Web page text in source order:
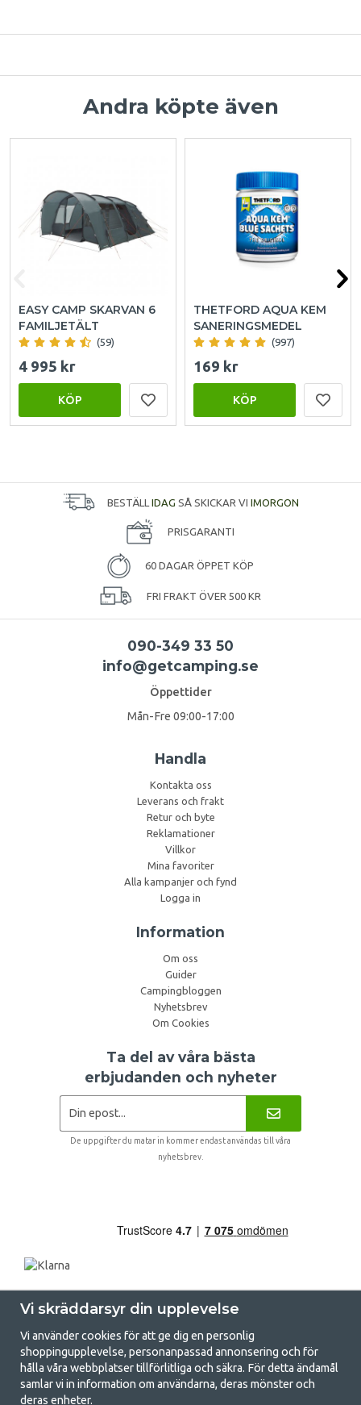
Andra köpte även
EASY CAMP SKARVAN 6
FAMILJETÄLT
(59)
4 995 kr
KÖP
THETFORD AQUA KEM
SANERINGSMEDEL
(997)
169 kr
KÖP
BESTÄLL IDAG SÅ SKICKAR VI IMORGON
PRISGARANTI
60 DAGAR ÖPPET KÖP
FRI FRAKT ÖVER 500 KR
090-349 33 50
info@getcamping.se
Öppettider
Mån-Fre 09:00-17:00
Handla
Kontakta oss
Leverans och frakt
Retur och byte
Reklamationer
Villkor
Mina favoriter
Alla kampanjer och fynd
Logga in
Information
Om oss
Guider
Campingbloggen
Nyhetsbrev
Om Cookies
Ta del av våra bästa
erbjudanden och nyheter
De uppgifter du matar in kommer endast användas till våra
nyhetsbrev.
GetCamping.se - Din butik för camping
Vi skräddarsyr din upplevelse
Vi använder cookies för att ge dig en personlig
shoppingupplevelse, personanpassad annonsering och för
hålla våra webbplatser tillförlitliga och säkra. För detta ändamål
samlar vi in information om användarna, deras mönster och
deras enheter.